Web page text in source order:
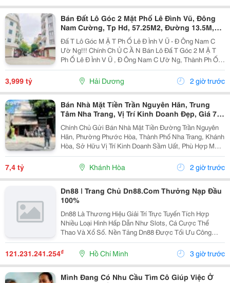
Bán Đất Lô Góc 2 Mặt Phố Lê Đình Vũ, Đông
Nam Cường, Tp Hd, 57.25M2, Đường 13.5M,
3.X Tỷ
Đấ T Lô Góc M Ặ T Ph Ố Lê Đ Ình V Ũ - Đ Ông Nam C
Ườ Ng!!! Chính Ch Ủ C Ầ N Bán Lô Đấ T Góc 2 M Ặ T
Ph Ố Lê Đ Ình V Ũ , Đ Ông Nam C Ườ Ng, Thành Ph Ố H
Ả I D Ươ Ng - Di Ệ N Tích 57.25M2, H Ướ Ng Tây, Tây B
3,999 tỷ Hải Dương 2 giờ trước
Bán Nhà Mặt Tiền Trần Nguyên Hãn, Trung
Tâm Nha Trang, Vị Trí Kinh Doanh Đẹp, Giá 7,4
Tỷ
Chính Chủ Gửi Bán Nhà Mặt Tiền Đường Trần Nguyên
Hãn, Phường Phước Hòa, Thành Phố Nha Trang, Khánh
Hòa, Sở Hữu Vị Trí Kinh Doanh Sầm Uất, Phù Hợp Mở
Cửa Hàng, Văn Phòng, Showroom Hoặc Đầu Tư Cho
Thuê Lâu Dài. Thông Tin Chi Tiết. - Địa Chỉ: Số...
7,4 tỷ Khánh Hòa 2 giờ trước
Dn88 | Trang Chủ Dn88.Com Thưởng Nạp Đầu
100%
Dn88 Là Thương Hiệu Giải Trí Trực Tuyến Tích Hợp
Nhiều Loại Hình Hấp Dẫn Như Slots, Cá Cược Thể
Thao Và Xổ Số. Nền Tảng Dn88 Được Tối Ưu Công
Nghệ, Bảo Mật Cao, Nạp Rút Nhanh Và Hỗ Trợ Tốt Trên
Pc Lẫn Điện Thoại Di Động. Website:
Https://Dn88C.com/...
121.231.241.254₫ Hồ Chí Minh 3 giờ trước
Mình Đang Có Nhu Cầu Tìm Cô Giúp Việc Ở